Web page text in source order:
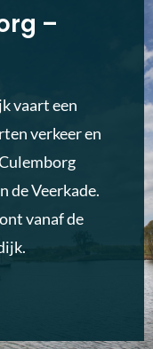
–
vaart een
verkeer en
de Veerkade.
vanaf de